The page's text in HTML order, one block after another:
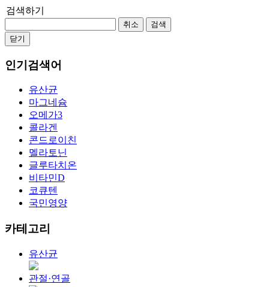
검색하기
취소
검색
닫기
인기검색어
유산균
마그네슘
오메가3
콜라겐
콘드로이친
멜라토닌
글루타치온
비타민D
코큐텐
국민영양
카테고리
유산균
관절·연골